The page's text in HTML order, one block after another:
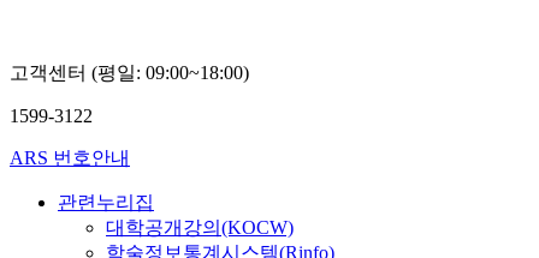
고객센터 (평일: 09:00~18:00)
1599-3122
ARS 번호안내
관련누리집
대학공개강의(KOCW)
학술정보통계시스템(Rinfo)